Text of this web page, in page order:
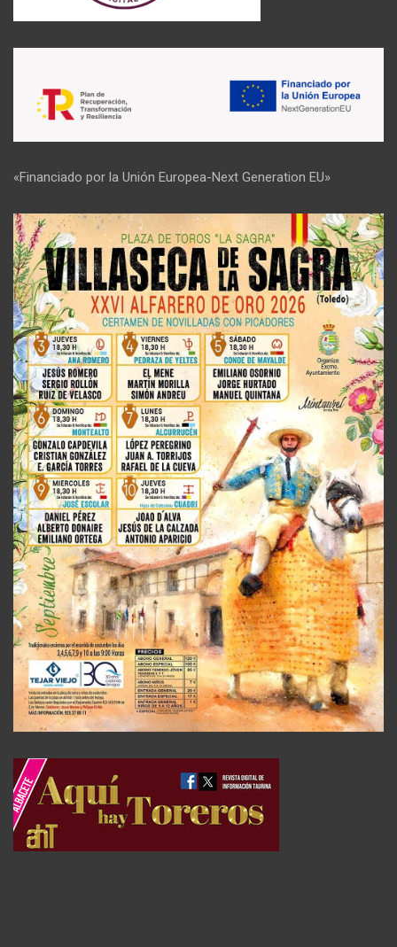
«Financiado por la Unión Europea-Next Generation EU»